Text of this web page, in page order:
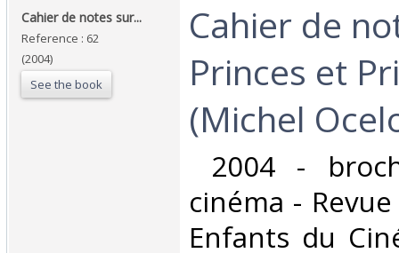
‎Cahier de notes sur... ‎
Reference : 62
(2004)
See the book
‎Cahier de
Princes et
(Michel
2004 -
cinéma -
Enfants du